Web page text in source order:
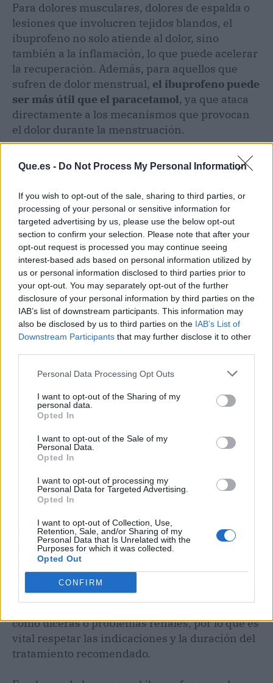
Que.es - Do Not Process My Personal Information
If you wish to opt-out of the sale, sharing to third parties, or
processing of your personal or sensitive information for
targeted advertising by us, please use the below opt-out
section to confirm your selection. Please note that after your
opt-out request is processed you may continue seeing
interest-based ads based on personal information utilized by
us or personal information disclosed to third parties prior to
your opt-out. You may separately opt-out of the further
disclosure of your personal information by third parties on the
IAB’s list of downstream participants. This information may
also be disclosed by us to third parties on the IAB’s List of
Downstream Participants that may further disclose it to other
Personal Data Processing Opt Outs
I want to opt-out of the Sharing of my
personal data.
Opted In
I want to opt-out of the Sale of my
Personal Data.
Opted In
I want to opt-out of processing my
Personal Data for Targeted Advertising.
Opted In
I want to opt-out of Collection, Use,
Retention, Sale, and/or Sharing of my
Personal Data that Is Unrelated with the
Purposes for which it was collected.
Opted Out
CONFIRM
Para dolores musculares, dolores de espalda o
lesiones que involucren tejidos blandos, el
ibuprofeno no solo atiende al dolor, sino
también a la inflamación, lo que puede acelerar
la recuperación. Además, para aquellos que
sufren de dolor menstrual, el ibuprofeno puede
ser más útil que el paracetamol, ya que ataca
directamente a los mecanismos que provocan
el dolor durante la menstruación.
Publicidad
Sin embargo, su uso debe ser con precaución,
especialmente en personas que pueden tener
problemas gastrointestinales, enfermedades
renales, o aquellos que están tomando
anticoagulantes. Su uso crónico o en altas dosis
como úlceras o problemas renales, por lo que es
vital respetar las indicaciones y la duración del
tratamiento recomendado.